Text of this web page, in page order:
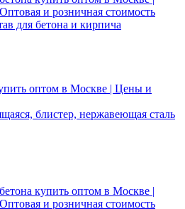
для бетона и кирпича
блистер, нержавеющая сталь